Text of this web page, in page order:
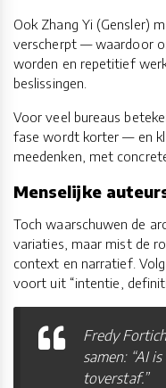
Ook Zhang Yi (Gensler)
verscherpt — waardoor
worden en repetitief
beslissingen.
Voor veel bureaus
fase wordt korter — en
meedenken, met
Menselijke
Toch waarschuwen de
variaties, maar mist de
context en narratief.
voort uit “intentie,
Fredy
samen: “AI
toverstaf.”